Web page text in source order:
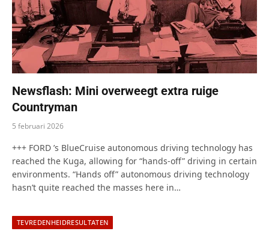
Newsflash: Mini overweegt extra ruige
Countryman
5 februari 2026
+++ FORD ’s BlueCruise autonomous driving technology has
reached the Kuga, allowing for “hands-off” driving in certain
environments. “Hands off” autonomous driving technology
hasn’t quite reached the masses here in…
TEVREDENHEIDRESULTATEN